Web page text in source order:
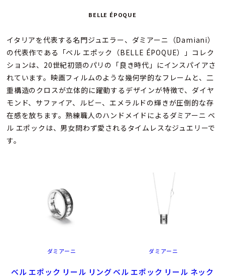
BELLE ÉPOQUE
イタリアを代表する名門ジュエラー、ダミアーニ（Damiani）
の代表作である「ベル エポック（BELLE ÉPOQUE）」コレク
ションは、20世紀初頭のパリの「良き時代」にインスパイアさ
れています。映画フィルムのような幾何学的なフレームと、二
重構造のクロスが立体的に躍動するデザインが特徴で、ダイヤ
モンド、サファイア、ルビー、エメラルドの輝きが圧倒的な存
在感を放ちます。熟練職人のハンドメイドによるダミアーニ ベ
ル エポックは、男女問わず愛されるタイムレスなジュエリーで
す。
ダミアーニ
ベル エポック リール リング
ダミアーニ
ベル エポック リール ネック